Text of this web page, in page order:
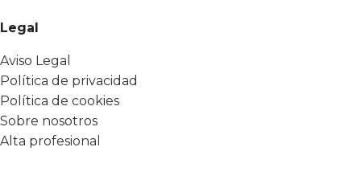
Legal
Aviso Legal
Política de privacidad
Política de cookies
Sobre nosotros
Alta profesional